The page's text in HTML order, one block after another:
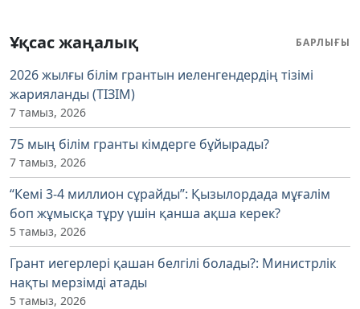
Ұқсас жаңалық БАРЛЫҒЫ
2026 жылғы білім грантын иеленгендердің тізімі
жарияланды (ТІЗІМ)
7 тамыз, 2026
75 мың білім гранты кімдерге бұйырады?
7 тамыз, 2026
“Кемі 3-4 миллион сұрайды”: Қызылордада мұғалім
боп жұмысқа тұру үшін қанша ақша керек?
5 тамыз, 2026
Грант иегерлері қашан белгілі болады?: Министрлік
нақты мерзімді атады
5 тамыз, 2026